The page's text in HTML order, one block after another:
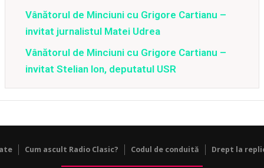
Vânătorul de Minciuni cu Grigore Cartianu –
invitat jurnalistul Matei Udrea
Vânătorul de Minciuni cu Grigore Cartianu –
invitat Stelian Ion, deputatul USR
Cum ascult Radio Clasic? Codul de conduită Drept la